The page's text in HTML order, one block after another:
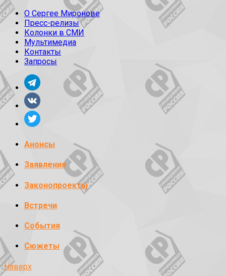
О Сергее Миронове
Пресс-релизы
Колонки в СМИ
Мультимедиа
Контакты
Запросы
Анонсы
Заявления
Законопроекты
Встречи
События
Сюжеты
Наверх